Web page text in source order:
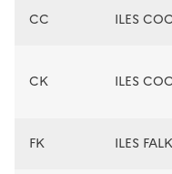
CC ILES
CK ILES
FK ILES